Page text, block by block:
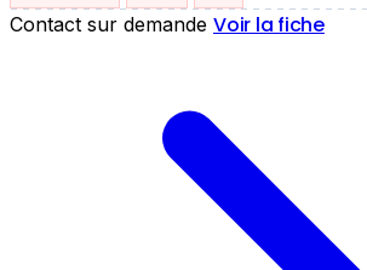
Contact sur demande Voir la fiche